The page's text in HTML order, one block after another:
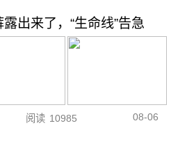
出来了，“生命线”告急
阅读 10985 08-06